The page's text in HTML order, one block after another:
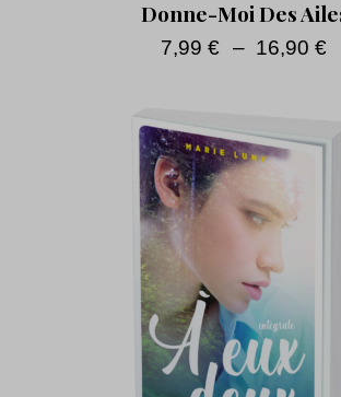
Donne-Moi Des
7,99 € – 16,90 €